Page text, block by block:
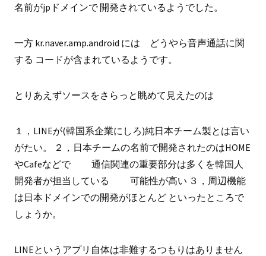
名前がjpドメインで 開発されているようでした。
一方 kr.naver.amp.android には どうやら音声通話に関
する コードが含まれているようです。
とりあえずソースをさらっと眺めて見えたのは
１，LINEが(韓国系企業にしろ)純日本チーム製とは言い
がたい。 ２，日本チームの名前で開発されたのはHOME
やCafeなどで 通信関連の重要部分は多くを韓国人
開発者が担当している 可能性が高い ３，周辺機能
は日本ドメインでの開発がほとんど といったところで
しょうか。
LINEというアプリ自体は非難するつもりはありません